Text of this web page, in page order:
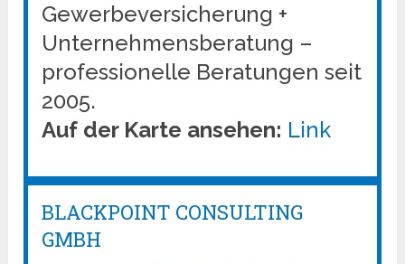
Gewerbeversicherung +
Unternehmensberatung –
professionelle Beratungen seit
2005.
Auf der Karte ansehen: Link
BLACKPOINT CONSULTING
GMBH